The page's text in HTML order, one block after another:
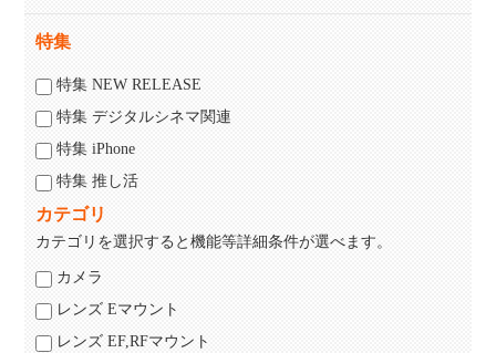
特集
特集 NEW RELEASE
特集 デジタルシネマ関連
特集 iPhone
特集 推し活
カテゴリ
カテゴリを選択すると機能等詳細条件が選べます。
カメラ
レンズ Eマウント
レンズ EF,RFマウント